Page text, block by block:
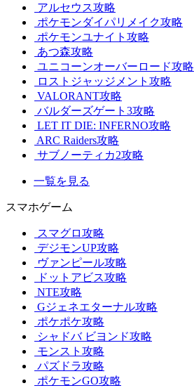
アルセウス攻略
ポケモンダイパリメイク攻略
ポケモンユナイト攻略
あつ森攻略
ユニコーンオーバーロード攻略
ロストジャッジメント攻略
VALORANT攻略
バルダーズゲート3攻略
LET IT DIE: INFERNO攻略
ARC Raiders攻略
サブノーティカ2攻略
一覧を見る
スマホゲーム
スマグロ攻略
デジモンUP攻略
ヴァンピール攻略
ドットアビス攻略
NTE攻略
Gジェネエターナル攻略
ポケポケ攻略
シャドバ ビヨンド攻略
モンスト攻略
パズドラ攻略
ポケモンGO攻略